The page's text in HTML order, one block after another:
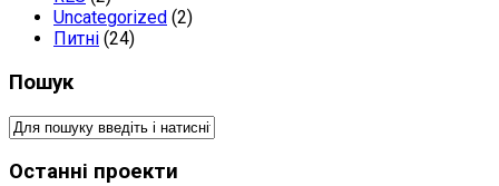
Uncategorized (2)
Питні (24)
Пошук
Останні проекти